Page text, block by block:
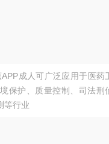
成人可广泛应用于医药
保护、质量控制、司法刑
等行业